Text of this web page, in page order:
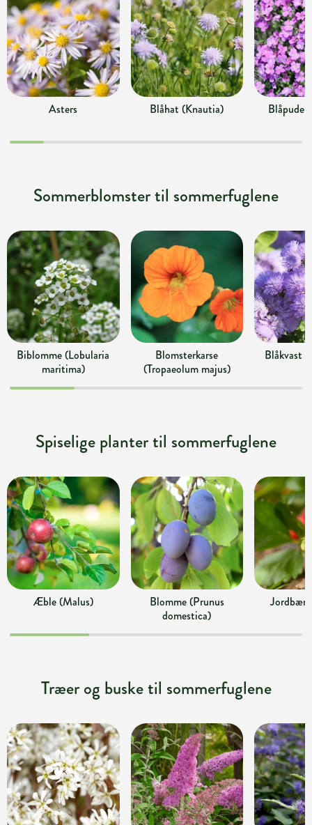
Asters Blåhat (Knautia) Blåpude
Sommerblomster til sommerfuglene
Biblomme (Lobularia
maritima)
Blomsterkarse
(Tropaeolum majus)
Blåkvast
Spiselige planter til sommerfuglene
Æble (Malus)
Blomme (Prunus
domestica)
Jordbær
Træer og buske til sommerfuglene